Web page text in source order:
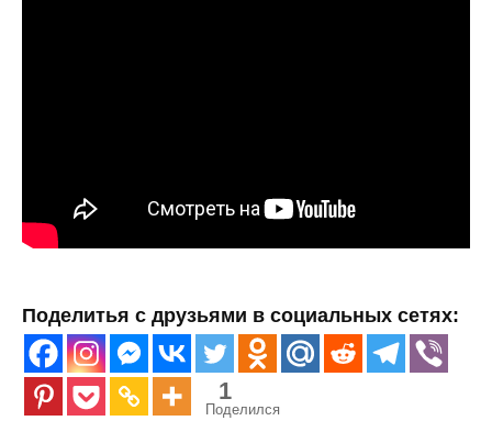
Поделитья с друзьями в социальных сетях:
1
Поделился